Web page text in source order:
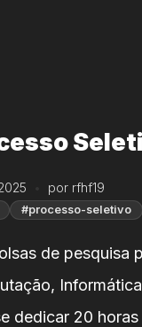
por rfhf19
#processo-seletivo
de pesquisa
dedicar 20